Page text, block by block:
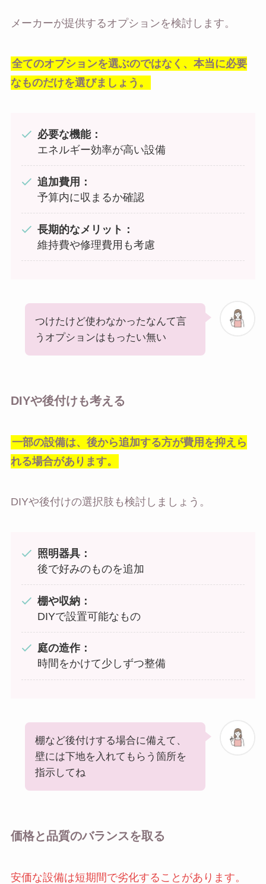
メーカーが提供するオプションを検討します。
全てのオプションを選ぶのではなく、本当に必要
なものだけを選びましょう。
必要な機能：
エネルギー効率が高い設備
追加費用：
予算内に収まるか確認
長期的なメリット：
維持費や修理費用も考慮
つけたけど使わなかったなんて言
うオプションはもったい無い
DIYや後付けも考える
一部の設備は、後から追加する方が費用を抑えら
れる場合があります。
DIYや後付けの選択肢も検討しましょう。
照明器具：
後で好みのものを追加
棚や収納：
DIYで設置可能なもの
庭の造作：
時間をかけて少しずつ整備
棚など後付けする場合に備えて、
壁には下地を入れてもらう箇所を
指示してね
価格と品質のバランスを取る
安価な設備は短期間で劣化することがあります。